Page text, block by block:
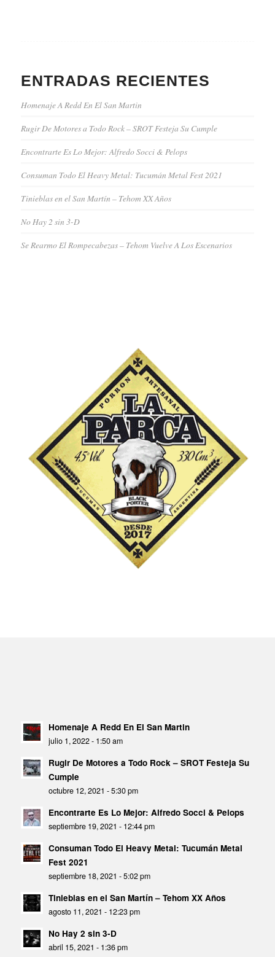
ENTRADAS RECIENTES
Homenaje A Redd En El San Martin
Rugir De Motores a Todo Rock – SROT Festeja Su Cumple
Encontrarte Es Lo Mejor: Alfredo Socci & Pelops
Consuman Todo El Heavy Metal: Tucumán Metal Fest 2021
Tinieblas en el San Martín – Tehom XX Años
No Hay 2 sin 3-D
Se Rearmo El Rompecabezas – Tehom Vuelve A Los Escenarios
Homenaje A Redd En El San Martin
julio 1, 2022 - 1:50 am
Rugir De Motores a Todo Rock – SROT Festeja Su
Cumple
octubre 12, 2021 - 5:30 pm
Encontrarte Es Lo Mejor: Alfredo Socci & Pelops
septiembre 19, 2021 - 12:44 pm
Consuman Todo El Heavy Metal: Tucumán Metal
Fest 2021
septiembre 18, 2021 - 5:02 pm
Tinieblas en el San Martín – Tehom XX Años
agosto 11, 2021 - 12:23 pm
No Hay 2 sin 3-D
abril 15, 2021 - 1:36 pm